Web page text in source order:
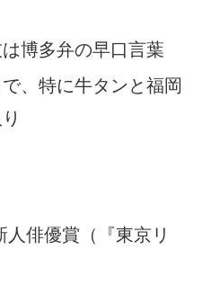
博多弁の早口言葉
、特に牛タンと福岡
俳優賞（『東京リ